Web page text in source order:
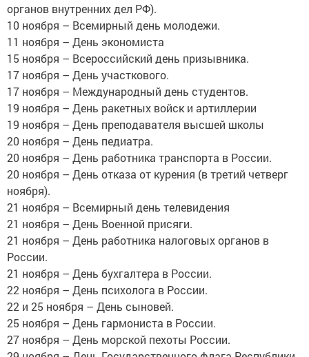
органов внутренних дел РФ).
10 ноября – Всемирный день молодежи.
11 ноября – День экономиста
15 ноября – Всероссийский день призывника.
17 ноября – День участкового.
17 ноября – Международный день студентов.
19 ноября – День ракетных войск и артиллерии
19 ноября – День преподавателя высшей школы
20 ноября – День педиатра.
20 ноября – День работника транспорта в России.
20 ноября – День отказа от курения (в третий четверг
ноября).
21 ноября – Всемирный день телевидения
21 ноября – День Военной присяги.
21 ноября – День работника налоговых органов в
России.
21 ноября – День бухгалтера в России.
22 ноября – День психолога в России.
22 и 25 ноября – День сыновей.
25 ноября – День гармониста в России.
27 ноября – День морской пехоты России.